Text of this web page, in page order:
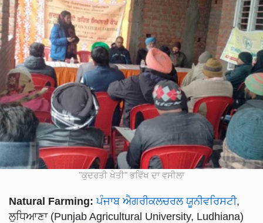
"ਕੁਦਰਤੀ ਖੇਤੀ" ਭਵਿੱਖ ਦਾ ਵਸੀਲਾ
Natural Farming: ਪੰਜਾਬ ਐਗਰੀਕਲਚਰਲ ਯੂਨੀਵਰਿਸਟੀ,
ਲੁਧਿਆਣਾ (Punjab Agricultural University, Ludhiana)